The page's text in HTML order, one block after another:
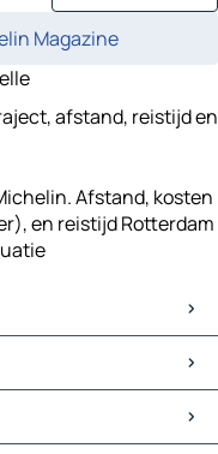
Magazine
afstand, reistijd en
Afstand, kosten
en reistijd Rotterdam